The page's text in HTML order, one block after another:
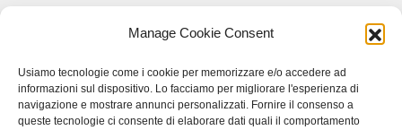
Manage Cookie Consent
Usiamo tecnologie come i cookie per memorizzare e/o accedere ad
informazioni sul dispositivo. Lo facciamo per migliorare l'esperienza di
navigazione e mostrare annunci personalizzati. Fornire il consenso a
queste tecnologie ci consente di elaborare dati quali il comportamento